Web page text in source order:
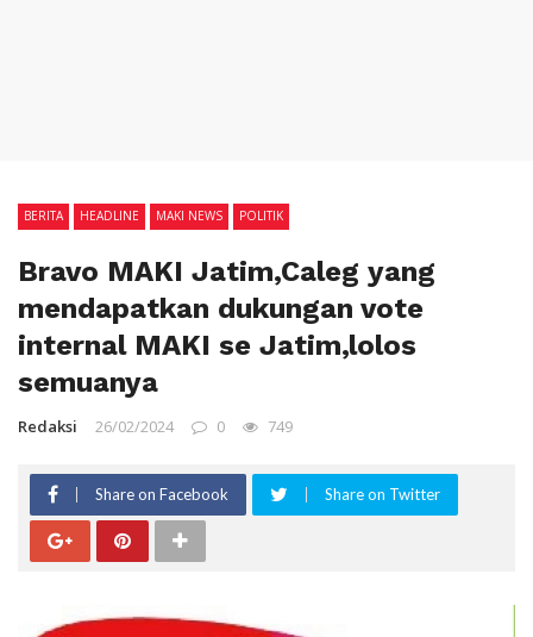
BERITA HEADLINE MAKI NEWS POLITIK
Bravo MAKI Jatim,Caleg yang
mendapatkan dukungan vote
internal MAKI se Jatim,lolos
semuanya
Redaksi 26/02/2024 0 749
Share on Facebook Share on Twitter